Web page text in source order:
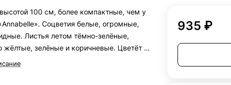
100 см, более компактные, чем у
Соцветия белые, огромные,
Листья летом тёмно-зелёные,
жёлтые, зелёные и коричневые. Цветёт в
на побегах текущего года. Для
935 ₽